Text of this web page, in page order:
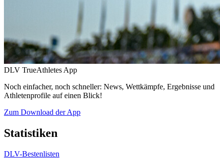
DLV TrueAthletes App
Noch einfacher, noch schneller: News, Wettkämpfe, Ergebnisse und
Athletenprofile auf einen Blick!
Zum Download der App
Statistiken
DLV-Bestenlisten